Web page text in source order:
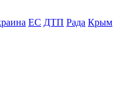
ЕС ДТП Рада Крым